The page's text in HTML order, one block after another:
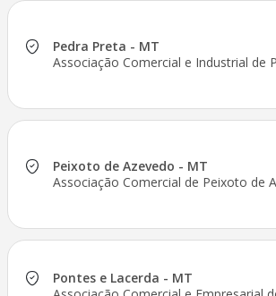
Pedra Preta - MT
Associação Comercial e Industrial de
Peixoto de Azevedo - MT
Associação Comercial de Peixoto de
Pontes e Lacerda - MT